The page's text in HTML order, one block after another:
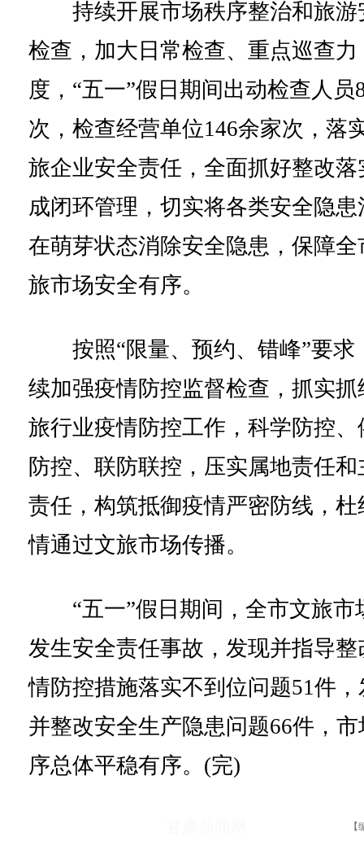
持续开展市场秩序整治和旅游
检查，加大日常检查、重点巡查力
度，“五一”假日期间出动检查人员
次，检查经营单位146余家次，落
旅企业安全责任，全面抓好整改落
成闭环管理，切实将各类安全隐患
在萌芽状态消除安全隐患，保障全
旅市场安全有序。
按照“限量、预约、错峰”要求
续加强疫情防控监督检查，抓实抓
旅行业疫情防控工作，科学防控、
防控、联防联控，压实属地责任和
责任，构筑抵御疫情严密防线，杜
情通过文旅市场传播。
“五一”假日期间，全市文旅市
发生安全责任事故，发现并指导整
情防控措施落实不到位问题51件，
并整改安全生产隐患问题66件，市
序总体平稳有序。(完)